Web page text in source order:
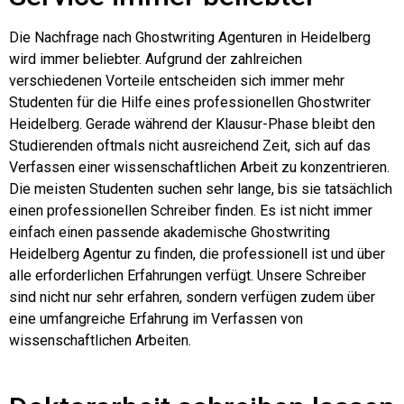
Die Nachfrage nach Ghostwriting Agenturen in Heidelberg
wird immer beliebter. Aufgrund der zahlreichen
verschiedenen Vorteile entscheiden sich immer mehr
Studenten für die Hilfe eines professionellen Ghostwriter
Heidelberg. Gerade während der Klausur-Phase bleibt den
Studierenden oftmals nicht ausreichend Zeit, sich auf das
Verfassen einer wissenschaftlichen Arbeit zu konzentrieren.
Die meisten Studenten suchen sehr lange, bis sie tatsächlich
einen professionellen Schreiber finden. Es ist nicht immer
einfach einen passende akademische Ghostwriting
Heidelberg Agentur zu finden, die professionell ist und über
alle erforderlichen Erfahrungen verfügt. Unsere Schreiber
sind nicht nur sehr erfahren, sondern verfügen zudem über
eine umfangreiche Erfahrung im Verfassen von
wissenschaftlichen Arbeiten.